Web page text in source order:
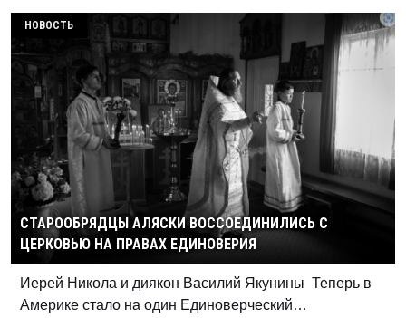
НОВОСТЬ
СТАРООБРЯДЦЫ АЛЯСКИ ВОССОЕДИНИЛИСЬ С
ЦЕРКОВЬЮ НА ПРАВАХ ЕДИНОВЕРИЯ
Иерей Никола и диякон Василий Якунины Теперь в
Америке стало на один Единоверческий…